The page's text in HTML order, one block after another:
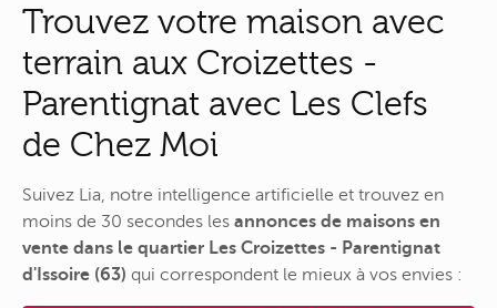
Trouvez votre maison avec
terrain aux Croizettes -
Parentignat avec Les Clefs
de Chez Moi
Suivez Lia, notre intelligence artificielle et trouvez en
moins de 30 secondes les annonces de maisons en
vente dans le quartier Les Croizettes - Parentignat
d'Issoire (63) qui correspondent le mieux à vos envies :